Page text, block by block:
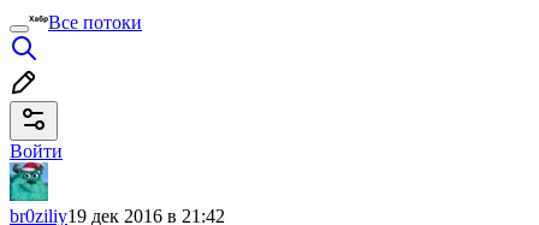
Все потоки
Войти
br0ziliy19 дек 2016 в 21:42